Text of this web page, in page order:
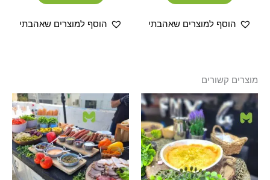
הוסף למוצרים שאהבתי הוסף למוצרים שאהבתי
מוצרים קשורים
טווח
מחירים:
עד
למוצר
זה
יש
מספר
סוגים.
ניתן
טווח
מחירים:
עד
למוצר
זה
יש
מספר
סוגים.
ניתן